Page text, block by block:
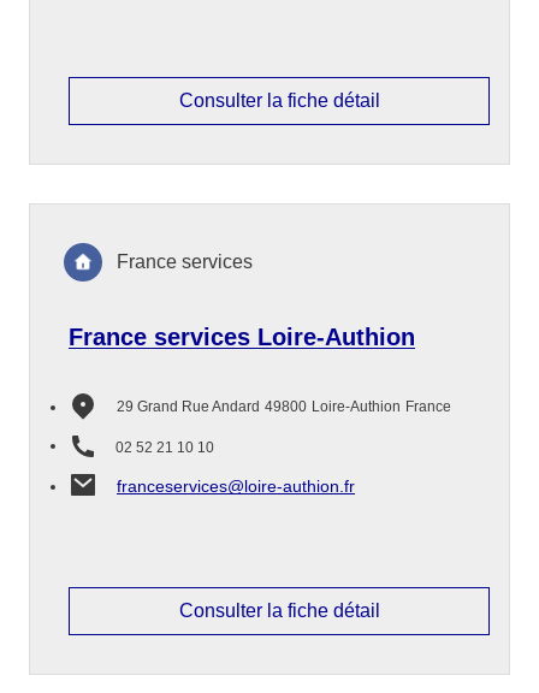
Consulter la fiche détail
France services Loire-Authion
29 Grand Rue Andard 49800 Loire-Authion France
02 52 21 10 10
franceservices@loire-authion.fr
France services
Consulter la fiche détail